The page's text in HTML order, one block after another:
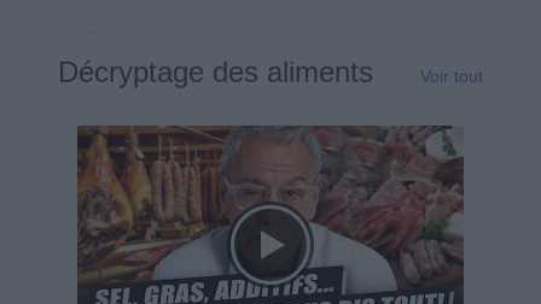
Décryptage des aliments Voir tout